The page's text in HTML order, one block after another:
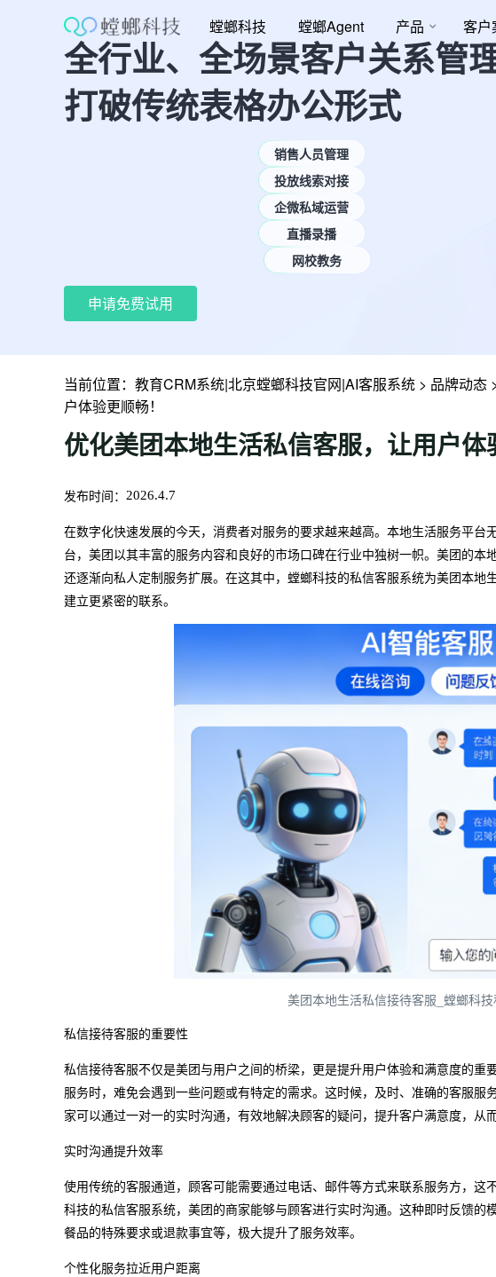
螳螂科技 螳螂Agent 产品 客户
全行业、全场景客户关系管
打破传统表格办公形式
销售人员管理
投放线索对接
企微私域运营
直播录播
网校教务
申请免费试用
当前位置： 教育CRM系统|北京螳螂科技官网|AI客服系统 > 品牌动态 >
户体验更顺畅！
优化美团本地生活私信客服，让用户体
发布时间： 2026.4.7
在数字化快速发展的今天，消费者对服务的要求越来越高。本地生活服务平
台，美团以其丰富的服务内容和良好的市场口碑在行业中独树一帜。美团的本
还逐渐向私人定制服务扩展。在这其中，螳螂科技的私信客服系统为美团本地
建立更紧密的联系。
美团本地生活私信接待客服_螳螂科
私信接待客服的重要性
私信接待客服不仅是美团与用户之间的桥梁，更是提升用户体验和满意度的
服务时，难免会遇到一些问题或有特定的需求。这时候，及时、准确的客服
家可以通过一对一的实时沟通，有效地解决顾客的疑问，提升客户满意度，从
实时沟通提升效率
使用传统的客服通道，顾客可能需要通过电话、邮件等方式来联系服务方，
科技的私信客服系统，美团的商家能够与顾客进行实时沟通。这种即时反馈的
餐品的特殊要求或退款事宜等，极大提升了服务效率。
个性化服务拉近用户距离